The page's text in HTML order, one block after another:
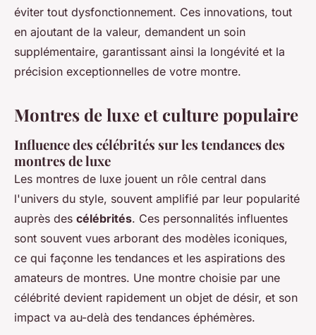
éviter tout dysfonctionnement. Ces innovations, tout
en ajoutant de la valeur, demandent un soin
supplémentaire, garantissant ainsi la longévité et la
précision exceptionnelles de votre montre.
Montres de luxe et culture populaire
Influence des célébrités sur les tendances des
montres de luxe
Les montres de luxe jouent un rôle central dans
l'univers du style, souvent amplifié par leur popularité
auprès des célébrités. Ces personnalités influentes
sont souvent vues arborant des modèles iconiques,
ce qui façonne les tendances et les aspirations des
amateurs de montres. Une montre choisie par une
célébrité devient rapidement un objet de désir, et son
impact va au-delà des tendances éphémères.